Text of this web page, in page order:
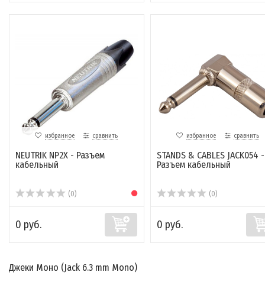
избранное сравнить
NEUTRIK NP2X - Разъем
кабельный
(0)
0 руб.
избранное сравнить
STANDS & CABLES JACK054 -
Разъем кабельный
(0)
0 руб.
Джеки Моно (Jack 6.3 mm Mono)